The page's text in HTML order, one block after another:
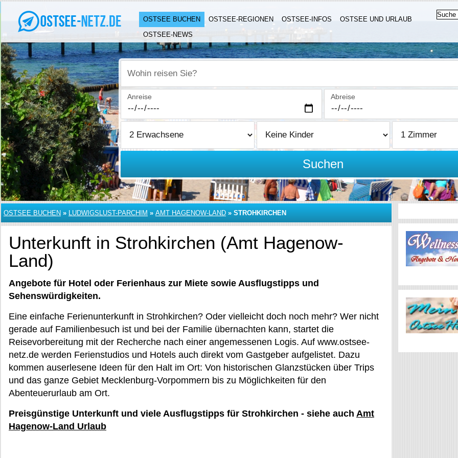
OSTSEE BUCHEN OSTSEE-REGIONEN OSTSEE-INFOS
OSTSEE UND URLAUB
OSTSEE-NEWS
Wohin reisen Sie?
Anreise Abreise
Suchen
OSTSEE BUCHEN » LUDWIGSLUST-PARCHIM » AMT HAGENOW-LAND » STROHKIRCHEN
Unterkunft in Strohkirchen (Amt Hagenow-
Land)
Angebote für Hotel oder Ferienhaus zur Miete sowie Ausflugstipps und
Sehenswürdigkeiten.
Eine einfache Ferienunterkunft in Strohkirchen? Oder vielleicht doch noch mehr? Wer nicht
gerade auf Familienbesuch ist und bei der Familie übernachten kann, startet die
Reisevorbereitung mit der Recherche nach einer angemessenen Logis. Auf www.ostsee-
netz.de werden Ferienstudios und Hotels auch direkt vom Gastgeber aufgelistet. Dazu
kommen auserlesene Ideen für den Halt im Ort: Von historischen Glanzstücken über Trips
und das ganze Gebiet Mecklenburg-Vorpommern bis zu Möglichkeiten für den
Abenteuerurlaub am Ort.
Preisgünstige Unterkunft und viele Ausflugstipps für Strohkirchen - siehe auch Amt
Hagenow-Land Urlaub